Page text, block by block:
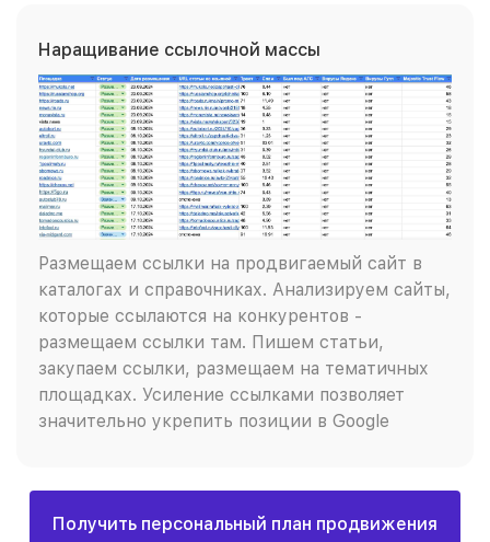
Наращивание ссылочной массы
Размещаем ссылки на продвигаемый сайт в
каталогах и справочниках. Анализируем сайты,
которые ссылаются на конкурентов -
размещаем ссылки там. Пишем статьи,
закупаем ссылки, размещаем на тематичных
площадках. Усиление ссылками позволяет
значительно укрепить позиции в Google
Получить персональный план продвижения